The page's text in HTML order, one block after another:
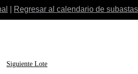
Regresar al calendario de subastas
Siguiente Lote